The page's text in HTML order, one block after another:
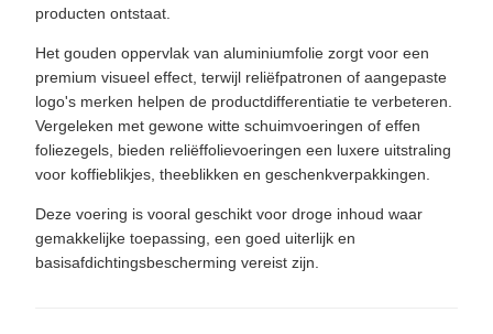
producten ontstaat.
Het gouden oppervlak van aluminiumfolie zorgt voor een
premium visueel effect, terwijl reliëfpatronen of aangepaste
logo's merken helpen de productdifferentiatie te verbeteren.
Vergeleken met gewone witte schuimvoeringen of effen
foliezegels, bieden reliëffolievoeringen een luxere uitstraling
voor koffieblikjes, theeblikken en geschenkverpakkingen.
Deze voering is vooral geschikt voor droge inhoud waar
gemakkelijke toepassing, een goed uiterlijk en
basisafdichtingsbescherming vereist zijn.